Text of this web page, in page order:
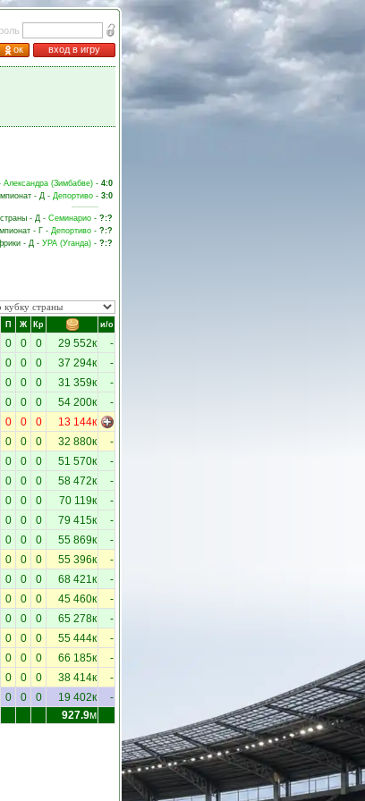
ок вход в игру
Александра (Зимбабве) - 4:0
- Д - Депортиво - 3:0
- Д - Семинарио - ?:?
- Г - Депортиво - ?:?
- Д - УРА (Уганда) - ?:?
П Ж Кр и/о
0 0 0 29 552к -
0 0 0 37 294к -
0 0 0 31 359к -
0 0 0 54 200к -
0 0 0 13 144к
0 0 0 32 880к -
0 0 0 51 570к -
0 0 0 58 472к -
0 0 0 70 119к -
0 0 0 79 415к -
0 0 0 55 869к -
0 0 0 55 396к -
0 0 0 68 421к -
0 0 0 45 460к -
0 0 0 65 278к -
0 0 0 55 444к -
0 0 0 66 185к -
0 0 0 38 414к -
0 0 0 19 402к -
927.9м